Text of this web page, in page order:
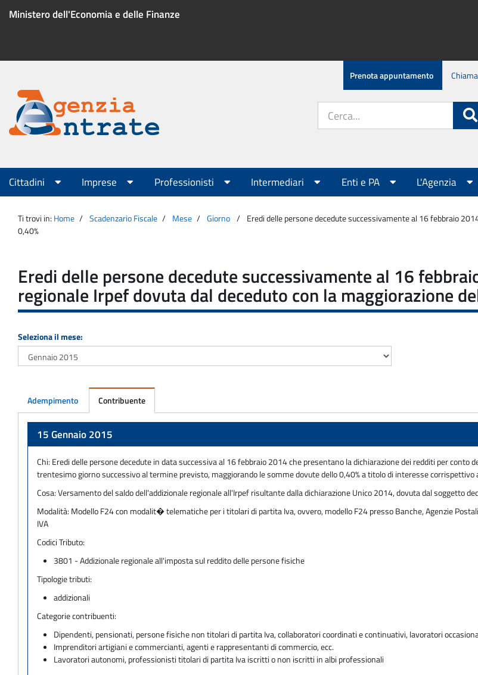
Ministero dell'Economia e delle Finanze
Menu
servizio
Prenota appuntamento
Agenzia
Entrate
sito:
Menu
principale
Cittadini Imprese Professionisti Intermediari Enti e PA L'Agenzia
Ti trovi in: Home Scadenzario Fiscale Mese Giorno
Eredi delle persone decedute successivamente al 16 febbraio
0,40%
Eredi delle persone decedute successivamente al 16
regionale Irpef dovuta dal deceduto con la maggiorazione
Seleziona il mese:
Adempimento Contribuente
15 Gennaio 2015
Chi: Eredi delle persone decedute in data successiva al 16 febbraio 2014 che presentano la dichiarazione dei redditi per
trentesimo giorno successivo al termine previsto, maggiorando le somme dovute dello 0,40% a titolo di interesse
Cosa:Versamento del saldo dell'addizionale regionale all'Irpef risultante dalla dichiarazione Unico 2014, dovuta dal soggetto
Modalità: Modello F24 con modalit� telematiche per i titolari di partita Iva, ovvero, modello F24 presso Banche, Agenzie
IVA
Codici Tributo:
3801 - Addizionale regionale all'imposta sul reddito delle persone fisiche
Tipologie tributi:
addizionali
Categorie contribuenti:
Dipendenti, pensionati, persone fisiche non titolari di partita Iva, collaboratori coordinati e continuativi, lavoratori
Imprenditori artigiani e commercianti, agenti e rappresentanti di commercio, ecc.
Lavoratori autonomi, professionisti titolari di partita Iva iscritti o non iscritti in albi professionali